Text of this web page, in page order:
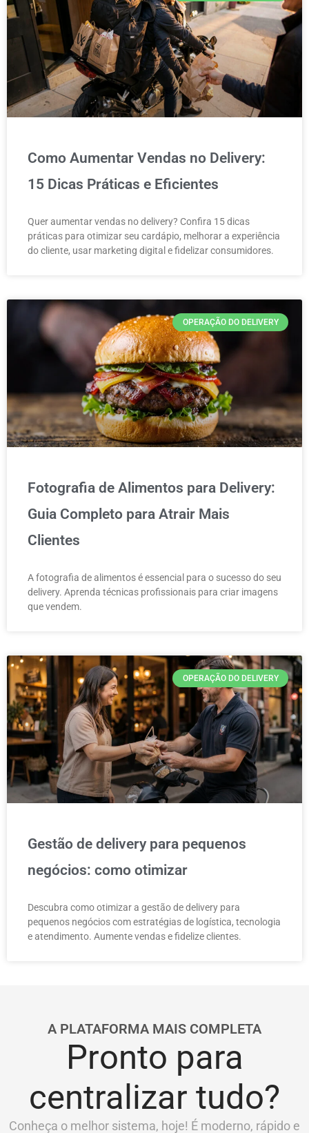
Como Aumentar Vendas no Delivery:
15 Dicas Práticas e Eficientes
Quer aumentar vendas no delivery? Confira 15 dicas
práticas para otimizar seu cardápio, melhorar a experiência
do cliente, usar marketing digital e fidelizar consumidores.
OPERAÇÃO DO DELIVERY
Fotografia de Alimentos para Delivery:
Guia Completo para Atrair Mais
Clientes
A fotografia de alimentos é essencial para o sucesso do seu
delivery. Aprenda técnicas profissionais para criar imagens
que vendem.
OPERAÇÃO DO DELIVERY
Gestão de delivery para pequenos
negócios: como otimizar
Descubra como otimizar a gestão de delivery para
pequenos negócios com estratégias de logística, tecnologia
e atendimento. Aumente vendas e fidelize clientes.
A PLATAFORMA MAIS COMPLETA
Pronto para
centralizar tudo?
Conheça o melhor sistema, hoje! É moderno, rápido e